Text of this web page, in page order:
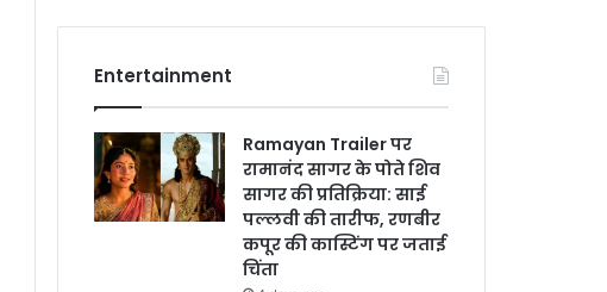
Entertainment
Ramayan Trailer पर
रामानंद सागर के पोते शिव
सागर की प्रतिक्रिया: साई
पल्लवी की तारीफ, रणबीर
कपूर की कास्टिंग पर जताई
चिंता